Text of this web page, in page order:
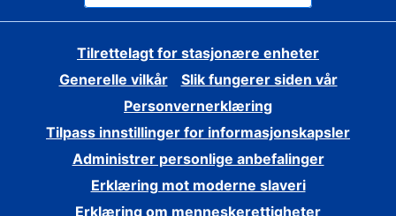
Tilrettelagt for stasjonære enheter
Generelle vilkår
Slik fungerer siden vår
Personvernerklæring
Tilpass innstillinger for informasjonskapsler
Administrer personlige anbefalinger
Erklæring mot moderne slaveri
Erklæring om menneskerettigheter